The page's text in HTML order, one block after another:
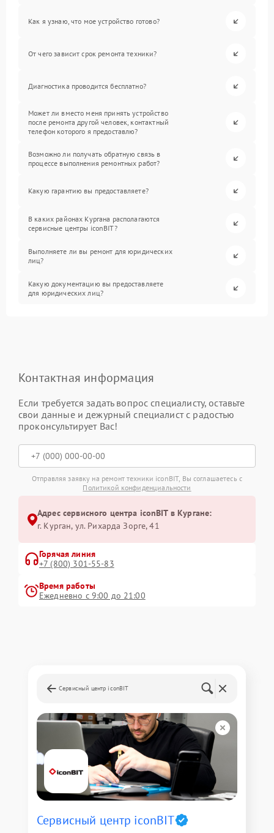
Как я узнаю, что мое устройство готово?
От чего зависит срок ремонта техники?
Диагностика проводится бесплатно?
Может ли вместо меня принять устройство
после ремонта другой человек, контактный
телефон которого я предоставлю?
Возможно ли получать обратную связь в
процессе выполнения ремонтных работ?
Какую гарантию вы предоставляете?
В каких районах Кургана располагаются
сервисные центры iconBIT?
Выполняете ли вы ремонт для юридических
лиц?
Какую документацию вы предоставляете
для юридических лиц?
Контактная информация
Если требуется задать вопрос специалисту, оставьте
свои данные и дежурный специалист с радостью
проконсультирует Вас!
Отправляя заявку на ремонт техники iconBIT, Вы соглашаетесь с
Политикой конфиденциальности
Адрес сервисного центра iconBIT в Кургане:
г. Курган, ул. Рихарда Зорге, 41
Горячая линия
+7 (800) 301-55-83
Время работы
Ежедневно с 9:00 до 21:00
Сервисный центр iconBIT
Сервисный центр iconBIT